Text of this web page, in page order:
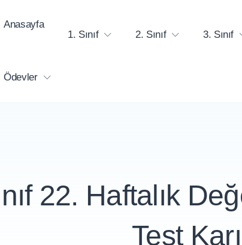
Anasayfa
1. Sınıf
2. Sınıf 3. Sınıf
Ödevler
22. Haftalık
Test